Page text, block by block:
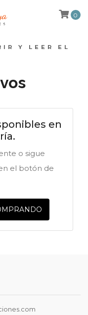
Y LEER EL
0
en
o sigue
el botón de